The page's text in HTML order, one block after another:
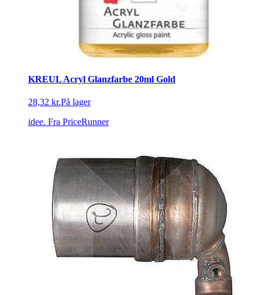
KREUL Acryl Glanzfarbe 20ml Gold
28,32 kr.På lager
idee. Fra PriceRunner